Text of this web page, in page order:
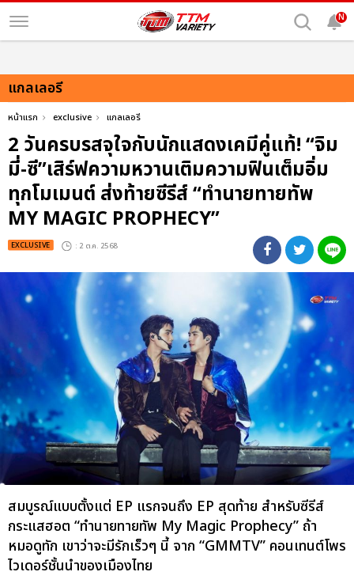
N
แกลเลอรี
หน้าแรก exclusive แกลเลอรี
2 วันครบรสจุใจกับนักแสดงเคมีคู่แท้! “จิม
มี่-ซี”เสิร์ฟความหวานเติมความฟินเต็มอิ่ม
ทุกโมเมนต์ ส่งท้ายซีรีส์ “ทำนายทายทัพ
MY MAGIC PROPHECY”
EXCLUSIVE : 2 ต.ค. 2568
สมบูรณ์แบบตั้งแต่ EP แรกจนถึง EP สุดท้าย สำหรับซีรีส์
กระแสฮอต “ทำนายทายทัพ My Magic Prophecy” ถ้า
หมอดูทัก เขาว่าจะมีรักเร็วๆ นี้ จาก “GMMTV” คอนเทนต์โพร
ไวเดอร์ชั้นนำของเมืองไทย